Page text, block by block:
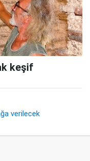
keşif
verilecek